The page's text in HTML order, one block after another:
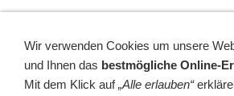
... Twitter
Monatsrätsel
Wir verwenden Cookies um unsere
und Ihnen das bestmögliche Online-
Mit dem Klick auf„Alle erlauben“